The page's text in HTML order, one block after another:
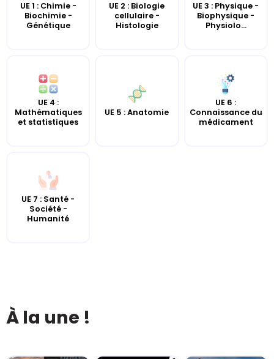
UE 1 : Chimie -
Biochimie -
Génétique
UE 2 : Biologie
cellulaire -
Histologie
UE 3 : Physique -
Biophysique -
Physiolo...
UE 4 :
Mathématiques
et statistiques
UE 5 : Anatomie
UE 6 :
Connaissance du
médicament
UE 7 : Santé -
Société -
Humanité
À la une !